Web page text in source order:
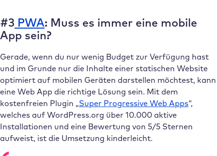
#3 PWA: Muss es immer eine mobile
App sein?
Gerade, wenn du nur wenig Budget zur Verfügung hast
und im Grunde nur die Inhalte einer statischen Website
optimiert auf mobilen Geräten darstellen möchtest, kann
eine Web App die richtige Lösung sein. Mit dem
kostenfreien Plugin „Super Progressive Web Apps“,
welches auf WordPress.org über 10.000 aktive
Installationen und eine Bewertung von 5/5 Sternen
aufweist, ist die Umsetzung kinderleicht.